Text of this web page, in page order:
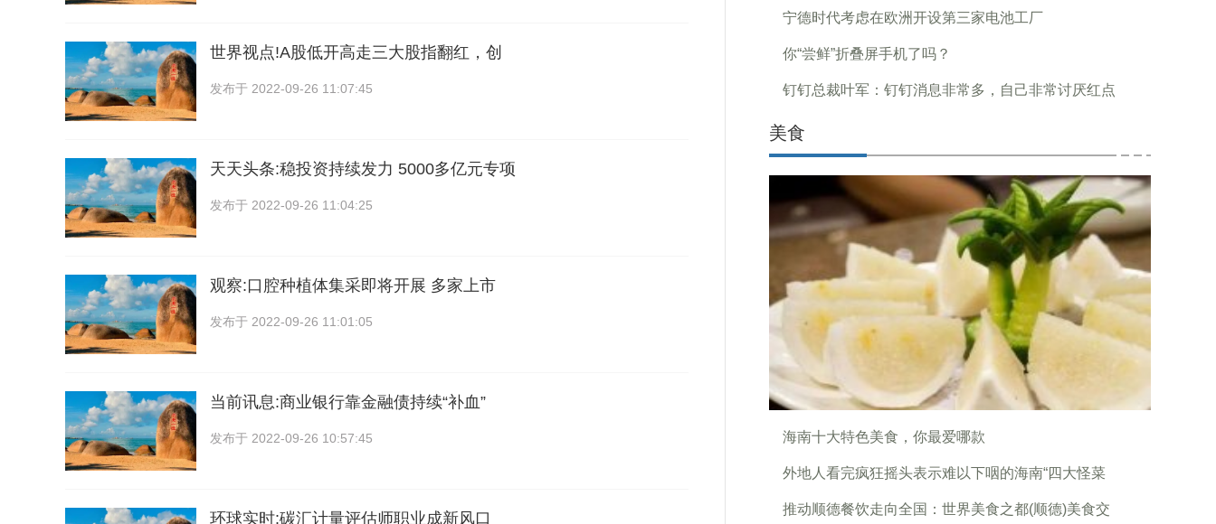
世界视点!A股低开高走三大股指翻红，创
发布于 2022-09-26 11:07:45
天天头条:稳投资持续发力 5000多亿元专项
发布于 2022-09-26 11:04:25
观察:口腔种植体集采即将开展 多家上市
发布于 2022-09-26 11:01:05
当前讯息:商业银行靠金融债持续“补血”
发布于 2022-09-26 10:57:45
环球实时:碳汇计量评估师职业成新风口
宁德时代考虑在欧洲开设第三家电池工厂
你“尝鲜”折叠屏手机了吗？
钉钉总裁叶军：钉钉消息非常多，自己非常讨厌红点
美食
海南十大特色美食，你最爱哪款
外地人看完疯狂摇头表示难以下咽的海南“四大怪菜
推动顺德餐饮走向全国：世界美食之都(顺德)美食交